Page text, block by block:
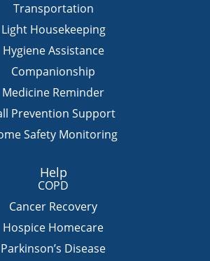
Transportation
Light Housekeeping
Hygiene Assistance
Companionship
Medicine Reminder
Prevention Support
Safety Monitoring
Help
COPD
Cancer Recovery
Hospice Homecare
Parkinson’s Disease